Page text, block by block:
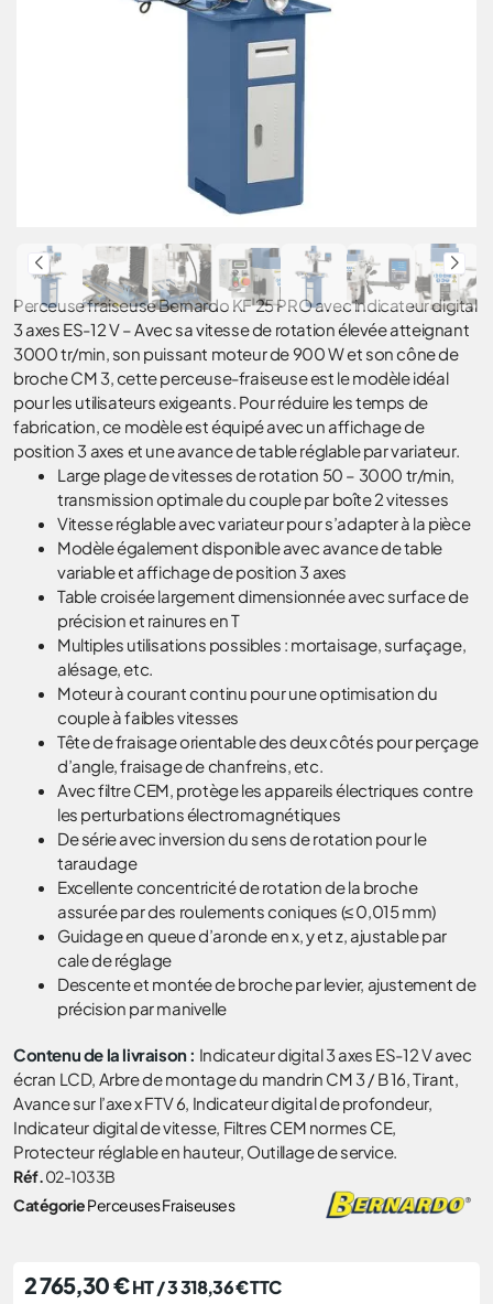
Perceuse fraiseuse Bernardo KF 25 PRO avec indicateur digital
3 axes ES-12 V – Avec sa vitesse de rotation élevée atteignant
3000 tr/min, son puissant moteur de 900 W et son cône de
broche CM 3, cette perceuse-fraiseuse est le modèle idéal
pour les utilisateurs exigeants. Pour réduire les temps de
fabrication, ce modèle est équipé avec un affichage de
position 3 axes et une avance de table réglable par variateur.
Large plage de vitesses de rotation 50 – 3000 tr/min,
transmission optimale du couple par boîte 2 vitesses
Vitesse réglable avec variateur pour s’adapter à la pièce
Modèle également disponible avec avance de table
variable et affichage de position 3 axes
Table croisée largement dimensionnée avec surface de
précision et rainures en T
Multiples utilisations possibles : mortaisage, surfaçage,
alésage, etc.
Moteur à courant continu pour une optimisation du
couple à faibles vitesses
Tête de fraisage orientable des deux côtés pour perçage
d’angle, fraisage de chanfreins, etc.
Avec filtre CEM, protège les appareils électriques contre
les perturbations électromagnétiques
De série avec inversion du sens de rotation pour le
taraudage
Excellente concentricité de rotation de la broche
assurée par des roulements coniques (≤ 0,015 mm)
Guidage en queue d’aronde en x, y et z, ajustable par
cale de réglage
Descente et montée de broche par levier, ajustement de
précision par manivelle
Contenu de la livraison : Indicateur digital 3 axes ES-12 V avec
écran LCD, Arbre de montage du mandrin CM 3 / B 16, Tirant,
Avance sur l’axe x FTV 6, Indicateur digital de profondeur,
Indicateur digital de vitesse, Filtres CEM normes CE,
Protecteur réglable en hauteur, Outillage de service.
Réf.02-1033B
CatégoriePerceuses Fraiseuses
2 765,30€HT /3 318,36€TTC